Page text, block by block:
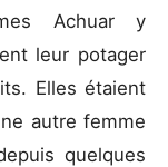
Achuar y
leur potager
Elles étaient
autre femme
quelques